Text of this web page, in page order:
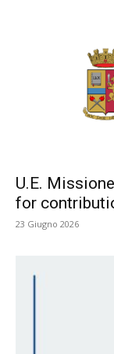
U.E.
for
23 Giugno 2026